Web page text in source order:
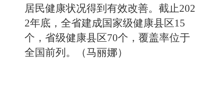
居民健康状况得到有效改善。截止202
2年底，全省建成国家级健康县区15
个，省级健康县区70个，覆盖率位于
全国前列 。（马丽娜）